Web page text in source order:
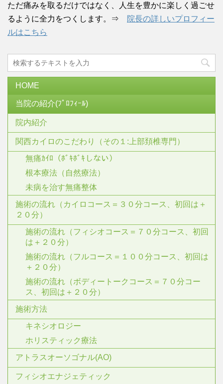
ただ痛みを取るだけではなく、人生を豊かに楽しく過ごせ
るように全力をつくします。⇒
院長の詳しいプロフィー
ルはこちら
HOME
当院の紹介(ﾌﾟﾛﾌｨｰﾙ)
院内紹介
関西カイロのこだわり（その１:上部頚椎専門）
無痛ｶｲﾛ（ﾎﾞｷﾎﾞｷしない）
根本療法（自然療法）
未病を治す無痛整体
施術の流れ（カイロコース＝３０分コース、初回は＋
２０分）
施術の流れ（フィシオコース＝７０分コース、初回
は＋２０分）
施術の流れ（フルコース＝１００分コース、初回は
＋２０分）
施術の流れ（ボディートークコース＝７０分コー
ス、初回は＋２０分）
施術方法
キネシオロジー
ホリスティック療法
アトラスオーソゴナル(AO)
フィシオエナジェティック